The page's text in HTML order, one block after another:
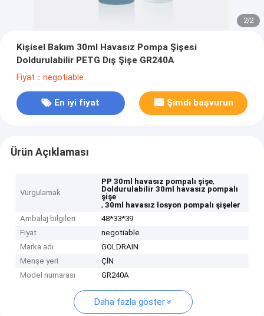
2/2
Kişisel Bakım 30ml Havasız Pompa Şişesi
Doldurulabilir PETG Dış Şişe GR240A
Fiyat：negotiable
En iyi fiyat Şimdi başvurun
Ürün Açıklaması
Vurgulamak
PP 30ml havasız pompalı şişe,
Doldurulabilir 30ml havasız pompalı
şişe
,30ml havasız losyon pompalı şişeler
Ambalaj bilgileri
48*33*39
Fiyat
negotiable
Marka adı
GOLDRAIN
Menşe yeri
ÇİN
Model numarası
GR240A
Daha fazla göster